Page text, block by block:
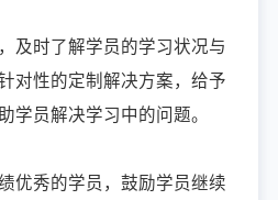
及时了解学员的学习状况与
对性的定制解决方案，给予
学员解决学习中的问题。
优秀的学员，鼓励学员继续